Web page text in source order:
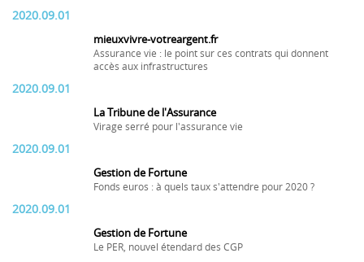
2020.09.01
mieuxvivre-votreargent.fr
Assurance vie : le point sur ces contrats qui donnent
accès aux infrastructures
2020.09.01
La Tribune de l'Assurance
Virage serré pour l'assurance vie
2020.09.01
Gestion de Fortune
Fonds euros : à quels taux s'attendre pour 2020 ?
2020.09.01
Gestion de Fortune
Le PER, nouvel étendard des CGP